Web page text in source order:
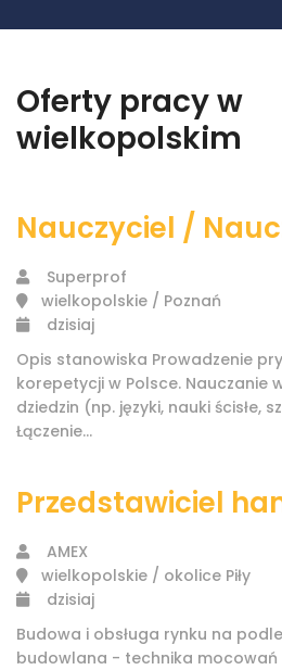
Oferty pracy w
wielkopolskim
Nauczyciel /
Superprof
wielkopolskie / Poznań
dzisiaj
Opis stanowiska Prowadzenie
korepetycji w Polsce. Nauczanie
dziedzin (np. języki, nauki ścisłe,
Łączenie...
Przedstawiciel
AMEX
wielkopolskie / okolice Piły
dzisiaj
Budowa i obsługa rynku na
budowlana - technika mocowań